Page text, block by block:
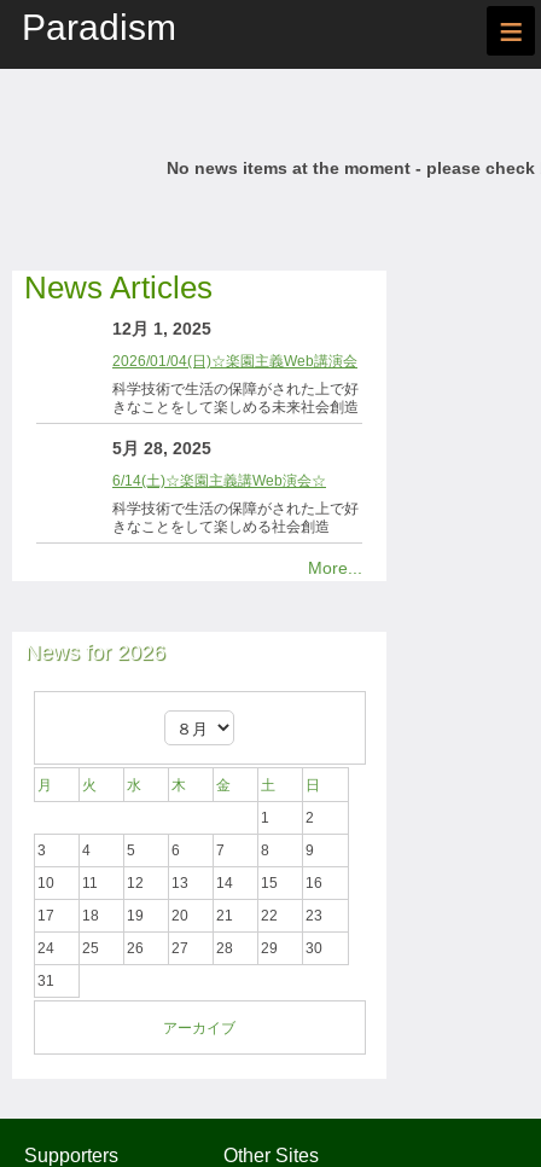
Paradism ≡
No news items at the moment - please
News Articles
12月 1, 2025
2026/01/04(日)☆楽園主義Web講演会
科学技術で生活の保障がされた上で好
きなことをして楽しめる未来社会創造
5月 28, 2025
6/14(土)☆楽園主義講Web演会☆
科学技術で生活の保障がされた上で好
きなことをして楽しめる社会創造
More...
News for 2026
月 火 水 木 金 土
日
1
2
3
4 5 6 7 8
9
10
11 12 13 14 15
16
17
18 19 20 21 22
23
24
25 26 27 28 29
30
31
アーカイブ
Supporters Other Sites